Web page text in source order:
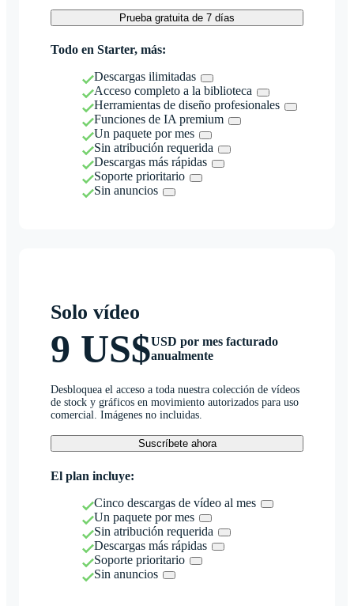
Prueba gratuita de 7 días
Todo en Starter, más:
Descargas ilimitadas
Acceso completo a la biblioteca
Herramientas de diseño profesionales
Funciones de IA premium
Un paquete por mes
Sin atribución requerida
Descargas más rápidas
Soporte prioritario
Sin anuncios
Solo vídeo
9 US$USD por mes facturado
anualmente
Desbloquea el acceso a toda nuestra colección de vídeos
de stock y gráficos en movimiento autorizados para uso
comercial. Imágenes no incluidas.
Suscríbete ahora
El plan incluye:
Cinco descargas de vídeo al mes
Un paquete por mes
Sin atribución requerida
Descargas más rápidas
Soporte prioritario
Sin anuncios